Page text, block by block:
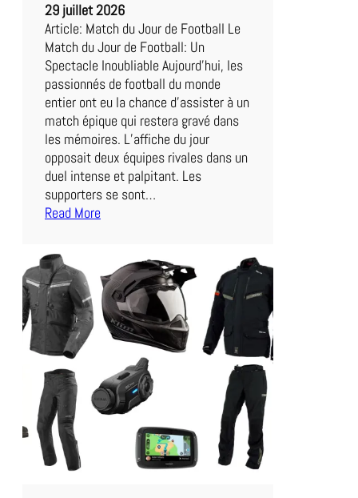
o
n
t
e
B
o
l
o
g
n
e
d
s
u
n
M
c
h
P
29 juillet 2026
Article: Match du Jour de Football Le
Match du Jour de Football: Un
Spectacle Inoubliable Aujourd’hui, les
passionnés de football du monde
entier ont eu la chance d’assister à un
match épique qui restera gravé dans
les mémoires. L’affiche du jour
opposait deux équipes rivales dans un
duel intense et palpitant. Les
supporters se sont…
Read More
M
a
t
d
u
J